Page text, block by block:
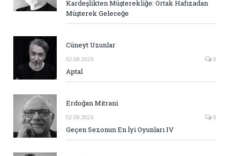
Kardeşlikten Müşterekliğe: Ortak Hafızadan
Müşterek Geleceğe
Cüneyt Uzunlar
02.08.2026 0
Aptal
Erdoğan Mitrani
02.08.2026 0
Geçen Sezonun En İyi Oyunları IV